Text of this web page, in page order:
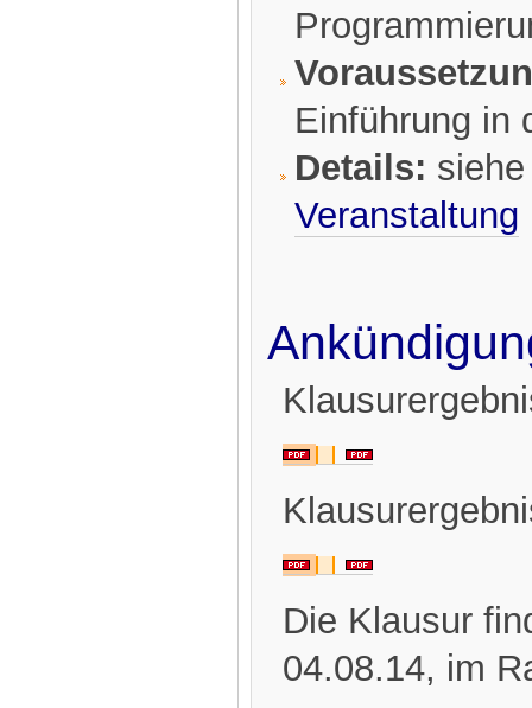
Einführung in
Details:
Veranstaltung
Die Klausur
04.08.14, im